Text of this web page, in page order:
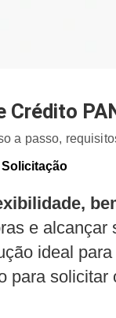
Crédito
a passo,
e alcançar
ideal para
para solicitar